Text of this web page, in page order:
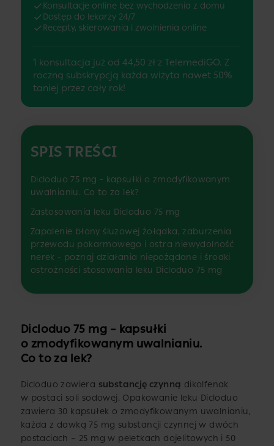
Konsultacje online bez wychodzenia z domu
Dostęp do lekarzy 24/7
Recepty, skierowania i zwolnienia online
1 konsultacja już od 44,50 zł z TelemediGO. Z
roczną subskrypcją każda wizyta nawet 50%
taniej przez cały rok!
SPIS TREŚCI
Dicloduo 75 mg - kapsułki o zmodyfikowanym
uwalnianiu. Co to za lek?
Zastosowania leku Dicloduo 75 mg
Zapalenie błony śluzowej żołądka, zaburzenia
przewodu pokarmowego i ostra niewydolność
nerek - poznaj działania niepożądane i środki
ostrożności stosowania leku Dicloduo 75 mg
Dicloduo 75 mg – kapsułki
o zmodyfikowanym uwalnianiu.
Co to za lek?
Dicloduo zawiera substancję czynną dikolfenak
w postaci soli sodowej. Opakowanie leku Dicloduo
zawiera 30 kapsułek o zmodyfikowanym uwalnianiu,
każda z dawką 75 mg substancji czynnej w dwóch
postaciach – 25 mg w peletkach dojelitowych i 50